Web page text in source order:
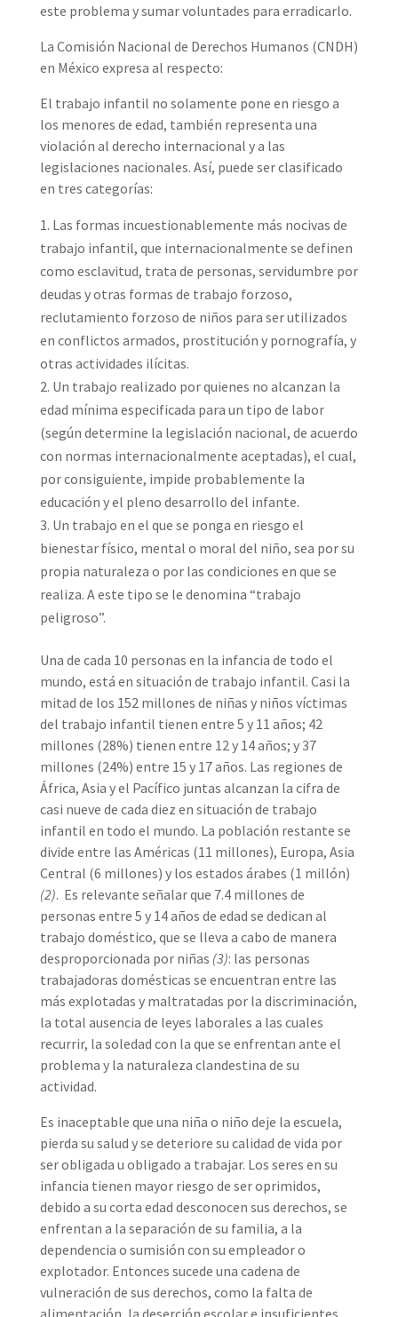
este problema y sumar voluntades para erradicarlo.
La Comisión Nacional de Derechos Humanos (CNDH)
en México expresa al respecto:
El trabajo infantil no solamente pone en riesgo a
los menores de edad, también representa una
violación al derecho internacional y a las
legislaciones nacionales. Así, puede ser clasificado
en tres categorías:
Las formas incuestionablemente más nocivas de
trabajo infantil, que internacionalmente se definen
como esclavitud, trata de personas, servidumbre por
deudas y otras formas de trabajo forzoso,
reclutamiento forzoso de niños para ser utilizados
en conflictos armados, prostitución y pornografía, y
otras actividades ilícitas.
Un trabajo realizado por quienes no alcanzan la
edad mínima especificada para un tipo de labor
(según determine la legislación nacional, de acuerdo
con normas internacionalmente aceptadas), el cual,
por consiguiente, impide probablemente la
educación y el pleno desarrollo del infante.
Un trabajo en el que se ponga en riesgo el
bienestar físico, mental o moral del niño, sea por su
propia naturaleza o por las condiciones en que se
realiza. A este tipo se le denomina “trabajo
peligroso”.
Una de cada 10 personas en la infancia de todo el
mundo, está en situación de trabajo infantil. Casi la
mitad de los 152 millones de niñas y niños víctimas
del trabajo infantil tienen entre 5 y 11 años; 42
millones (28%) tienen entre 12 y 14 años; y 37
millones (24%) entre 15 y 17 años. Las regiones de
África, Asia y el Pacífico juntas alcanzan la cifra de
casi nueve de cada diez en situación de trabajo
infantil en todo el mundo. La población restante se
divide entre las Américas (11 millones), Europa, Asia
Central (6 millones) y los estados árabes (1 millón)
(2). Es relevante señalar que 7.4 millones de
personas entre 5 y 14 años de edad se dedican al
trabajo doméstico, que se lleva a cabo de manera
desproporcionada por niñas (3): las personas
trabajadoras domésticas se encuentran entre las
más explotadas y maltratadas por la discriminación,
la total ausencia de leyes laborales a las cuales
recurrir, la soledad con la que se enfrentan ante el
problema y la naturaleza clandestina de su
actividad.
Es inaceptable que una niña o niño deje la escuela,
pierda su salud y se deteriore su calidad de vida por
ser obligada u obligado a trabajar. Los seres en su
infancia tienen mayor riesgo de ser oprimidos,
debido a su corta edad desconocen sus derechos, se
enfrentan a la separación de su familia, a la
dependencia o sumisión con su empleador o
explotador. Entonces sucede una cadena de
vulneración de sus derechos, como la falta de
alimentación, la deserción escolar e insuficientes